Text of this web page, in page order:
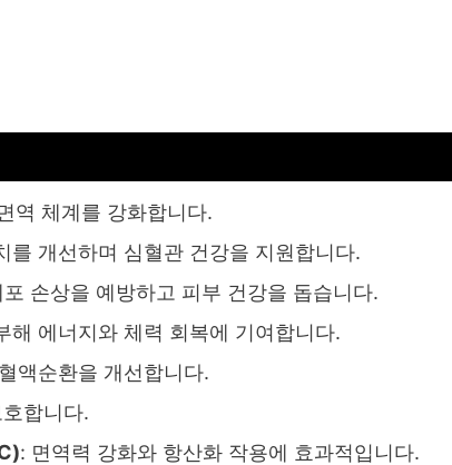
역 체계를 강화합니다.
를 개선하며 심혈관 건강을 지원합니다.
손상을 예방하고 피부 건강을 돕습니다.
해 에너지와 체력 회복에 기여합니다.
액순환을 개선합니다.
합니다.
: 면역력 강화와 항산화 작용에 효과적입니다.